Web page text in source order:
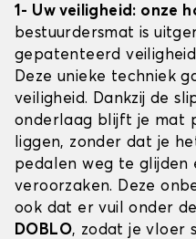
1- Uw veiligheid: onze
bestuurdersmat is
gepatenteerd
Deze unieke techniek
veiligheid. Dankzij de
onderlaag blijft je mat
liggen, zonder dat je
pedalen weg te glijden
veroorzaken. Deze
ook dat er vuil onder
DOBLO, zodat je vloer